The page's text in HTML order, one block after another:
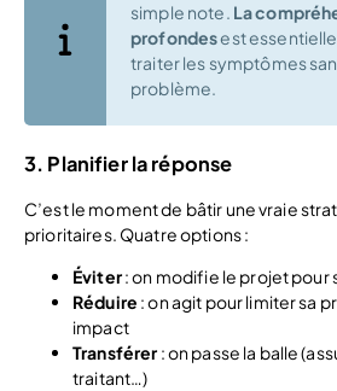
simple note. La
profondesest
traiter les symptômes
problème.
3. Planifier la réponse
C’est le moment de bâtir une vraie
prioritaires. Quatre options :
Éviter: on modifie le projet pour
Réduire : on agit pour limiter sa
impact
Transférer : on passe la balle
traitant…)